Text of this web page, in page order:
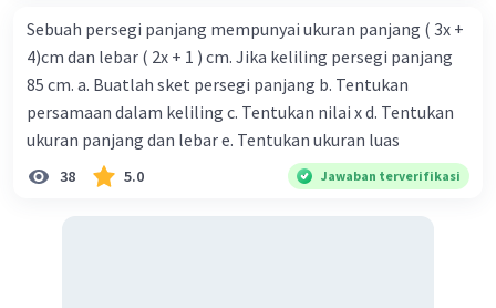
Sebuah persegi panjang mempunyai ukuran panjang ( 3x +
4)cm dan lebar ( 2x + 1 ) cm. Jika keliling persegi panjang
85 cm. a. Buatlah sket persegi panjang b. Tentukan
persamaan dalam keliling c. Tentukan nilai x d. Tentukan
ukuran panjang dan lebar e. Tentukan ukuran luas
38 5.0 Jawaban terverifikasi